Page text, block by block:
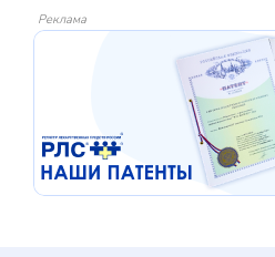
Реклама